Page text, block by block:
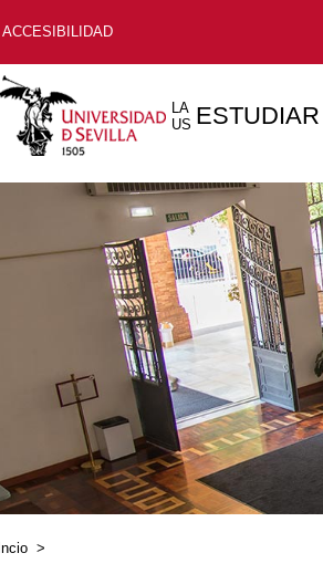
ACCESIBILIDAD
LA
US ESTUDIAR
Incio >